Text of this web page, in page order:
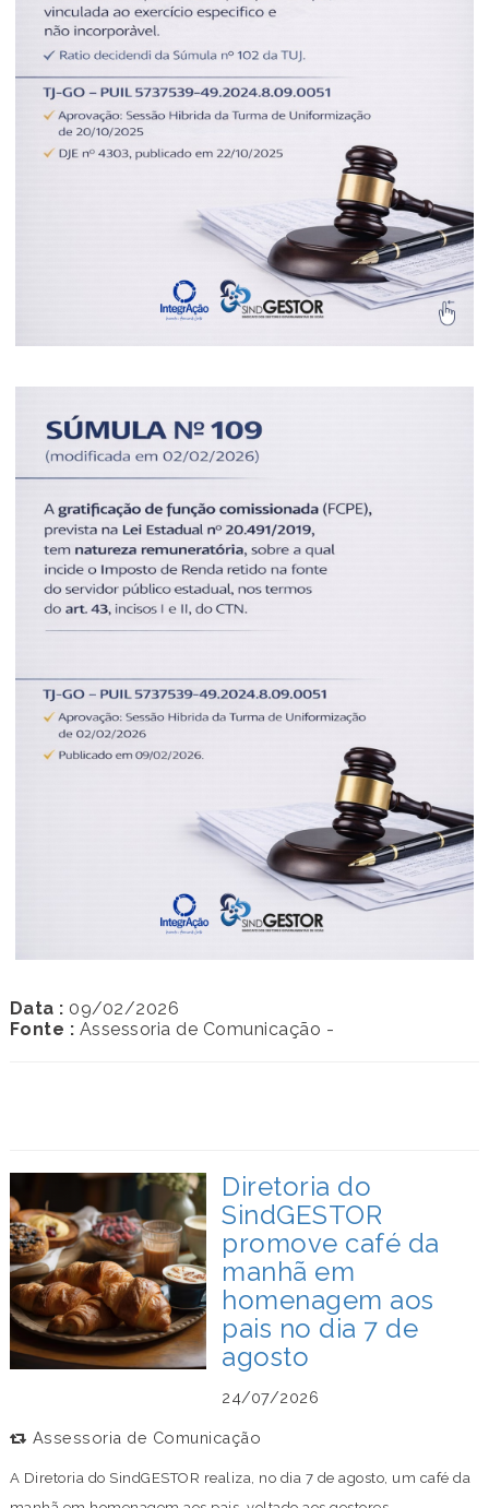
Data : 09/02/2026
Fonte : Assessoria de Comunicação -
Diretoria do
SindGESTOR
promove café da
manhã em
homenagem aos
pais no dia 7 de
agosto
24/07/2026
Assessoria de Comunicação
A Diretoria do SindGESTOR realiza, no dia 7 de agosto, um café da